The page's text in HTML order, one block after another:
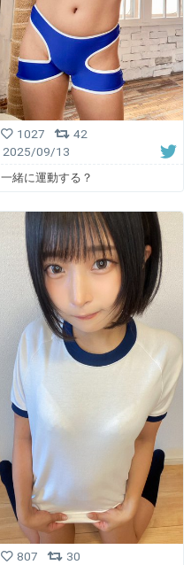
1027
42
2025/09/13
一緒に運動する？
807
30